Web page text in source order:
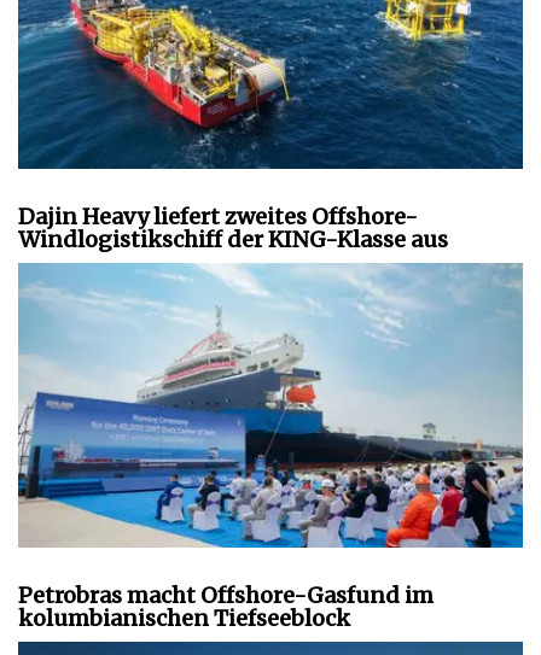
Dajin Heavy liefert zweites Offshore-
Windlogistikschiff der KING-Klasse aus
Petrobras macht Offshore-Gasfund im
kolumbianischen Tiefseeblock